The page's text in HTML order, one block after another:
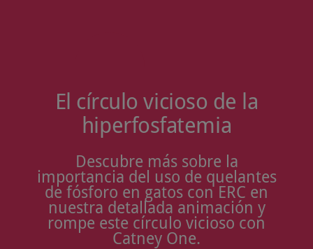
El círculo vicioso de la
hiperfosfatemia
Descubre más sobre la
importancia del uso de quelantes
de fósforo en gatos con ERC en
nuestra detallada animación y
rompe este círculo vicioso con
Catney One.